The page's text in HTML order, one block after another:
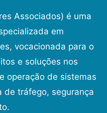
Associados) é uma
em
vocacionada para o
e soluções nos
operação de sistemas
de tráfego, segurança